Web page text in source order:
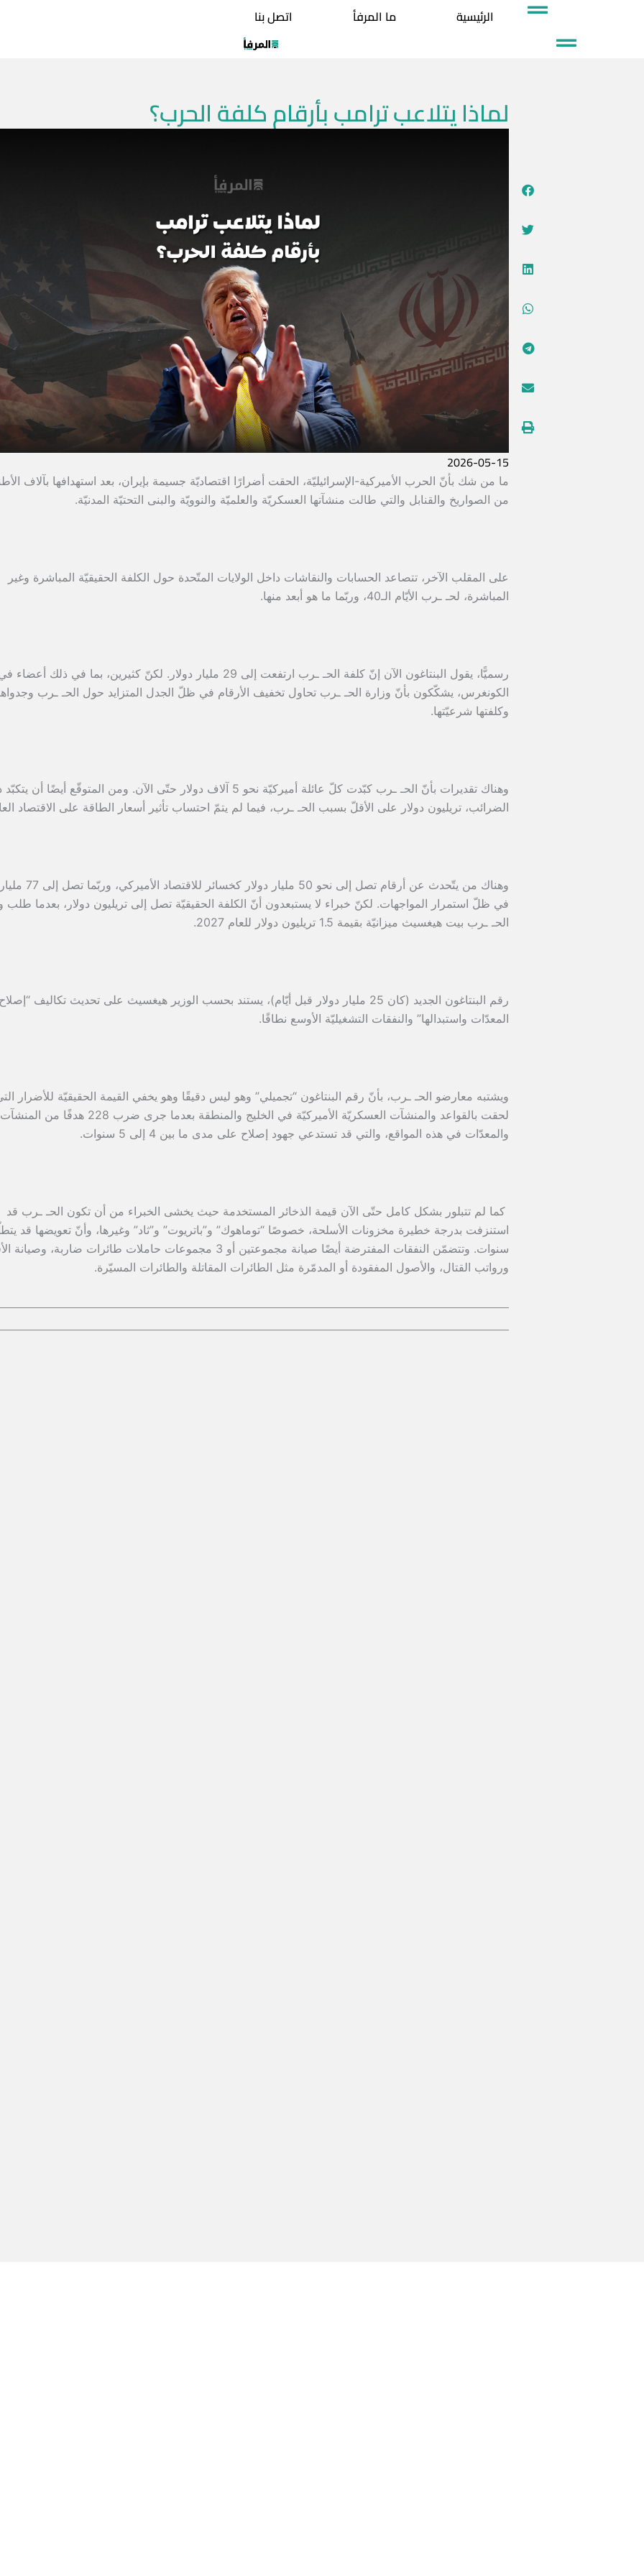
الرئيسية ما المرفأ اتصل بنا
لماذا يتلاعب ترامب بأرقام كلفة الحرب؟
2026-05-15
ما من شك بأنّ الحرب الأميركية-الإسرائيليّة، الحقت أضرارًا اقتصاديّة جسيمة بإيران، بعد استهدافها بآلاف
من الصواريخ والقنابل والتي طالت منشآتها العسكريّة والعلميّة والنوويّة والبنى التحتيّة المدنيّة.
على المقلب الآخر، تتصاعد الحسابات والنقاشات داخل الولايات المتّحدة حول الكلفة الحقيقيّة المباشرة وغير
المباشرة، لحـ ـرب الأيّام الـ40، وربّما ما هو أبعد منها.
رسميًّا، يقول البنتاغون الآن إنّ كلفة الحـ ـرب ارتفعت إلى 29 مليار دولار. لكنّ كثيرين، بما في ذلك أعضاء
الكونغرس، يشكّكون بأنّ وزارة الحـ ـرب تحاول تخفيف الأرقام في ظلّ الجدل المتزايد حول الحـ ـرب
وكلفتها شرعيّتها.
وهناك تقديرات بأنّ الحـ ـرب كبّدت كلّ عائلة أميركيّة نحو 5 آلاف دولار حتّى الآن. ومن المتوقّع أيضًا أن
الضرائب، تريليون دولار على الأقلّ بسبب الحـ ـرب، فيما لم يتمّ احتساب تأثير أسعار الطاقة على الاقتصاد
وهناك من يتّحدث عن أرقام تصل إلى نحو 50 مليار
في ظلّ استمرار المواجهات. لكنّ خبراء لا يستبعدون أنّ الكلفة الحقيقيّة تصل إلى تريليون دولار، بعدما طلب
الحـ ـرب بيت هيغسيث ميزانيّة بقيمة 1.5 تريليون دولار للعام 2027.
رقم البنتاغون الجديد (كان 25 مليار دولار قبل أيّام)، يستند بحسب الوزير هيغسيث على تحديث تكاليف “إصلاح
المعدّات واستبدالها” والنفقات التشغيليّة الأوسع نطاقًا.
ويشتبه معارضو الحـ ـرب، بأنّ رقم البنتاغون “تجميلي” وهو ليس دقيقًا وهو يخفي القيمة الحقيقيّة للأضرار
لحقت بالقواعد والمنشآت العسكريّة الأميركيّة في الخليج والمنطقة بعدما جرى ضرب 228 هدفًا من المنشآت
والمعدّات في هذه المواقع، والتي قد تستدعي جهود إصلاح على مدى ما بين 4 إلى 5 سنوات.
كما لم تتبلور بشكل كامل حتّى الآن قيمة الذخائر المستخدمة حيث يخشى الخبراء من أن تكون الحـ ـرب قد
استنزفت بدرجة خطيرة مخزونات الأسلحة، خصوصًا “توماهوك” و”باتريوت” و”ثاد” وغيرها، وأنّ تعويضها قد
سنوات. وتتضمّن النفقات المفترضة أيضًا صيانة مجموعتين أو 3 مجموعات حاملات طائرات ضاربة،
ورواتب القتال، والأصول المفقودة أو المدمّرة مثل الطائرات المقاتلة والطائرات المسيّرة.